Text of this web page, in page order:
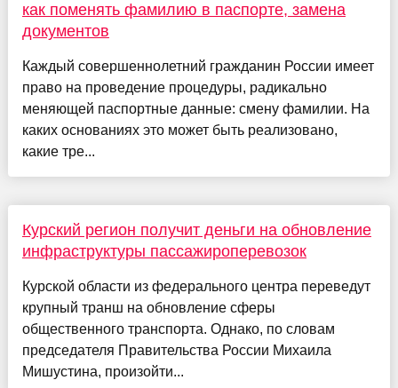
как поменять фамилию в паспорте, замена
документов
Каждый совершеннолетний гражданин России имеет
право на проведение процедуры, радикально
меняющей паспортные данные: смену фамилии. На
каких основаниях это может быть реализовано,
какие тре...
Курский регион получит деньги на обновление
инфраструктуры пассажироперевозок
Курской области из федерального центра переведут
крупный транш на обновление сферы
общественного транспорта. Однако, по словам
председателя Правительства России Михаила
Мишустина, произойти...